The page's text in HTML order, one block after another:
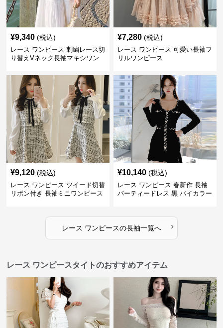
¥9,340 (税込)
レース ワンピース 刺繍レース切
り替えVネック長袖マキシワン
¥7,280 (税込)
レース ワンピース 可愛い長袖フ
リルワンピース
¥9,120 (税込)
レース ワンピース ツイード切替
リボン付き 長袖ミニワンピース
¥10,140 (税込)
レース ワンピース 春新作 長袖
パーティードレス 黒 バイカラー
レース ワンピースの長袖一覧へ ›
レース ワンピースタイトのおすすめアイテム